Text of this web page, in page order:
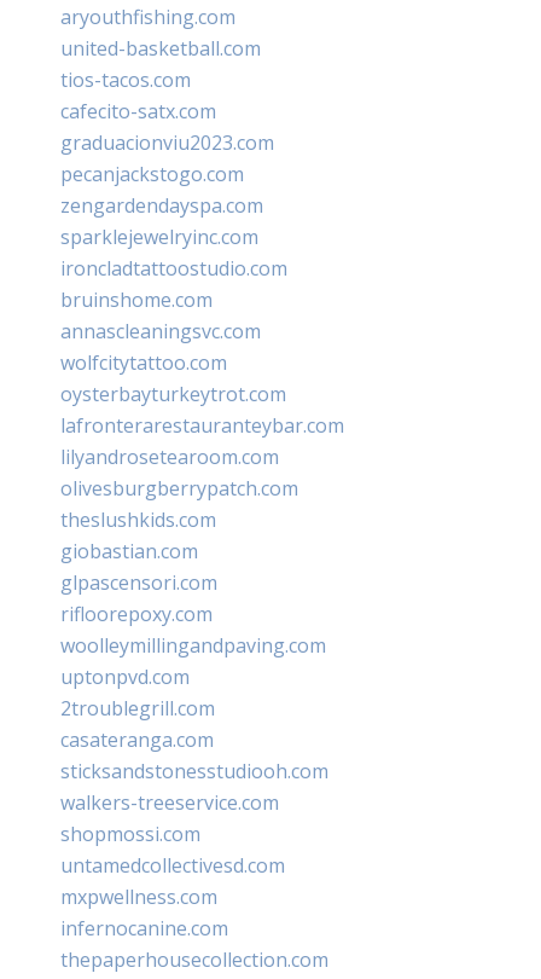
aryouthfishing.com
united-basketball.com
tios-tacos.com
cafecito-satx.com
graduacionviu2023.com
pecanjackstogo.com
zengardendayspa.com
sparklejewelryinc.com
ironcladtattoostudio.com
bruinshome.com
annascleaningsvc.com
wolfcitytattoo.com
oysterbayturkeytrot.com
lafronterarestauranteybar.com
lilyandrosetearoom.com
olivesburgberrypatch.com
theslushkids.com
giobastian.com
glpascensori.com
rifloorepoxy.com
woolleymillingandpaving.com
uptonpvd.com
2troublegrill.com
casateranga.com
sticksandstonesstudiooh.com
walkers-treeservice.com
shopmossi.com
untamedcollectivesd.com
mxpwellness.com
infernocanine.com
thepaperhousecollection.com